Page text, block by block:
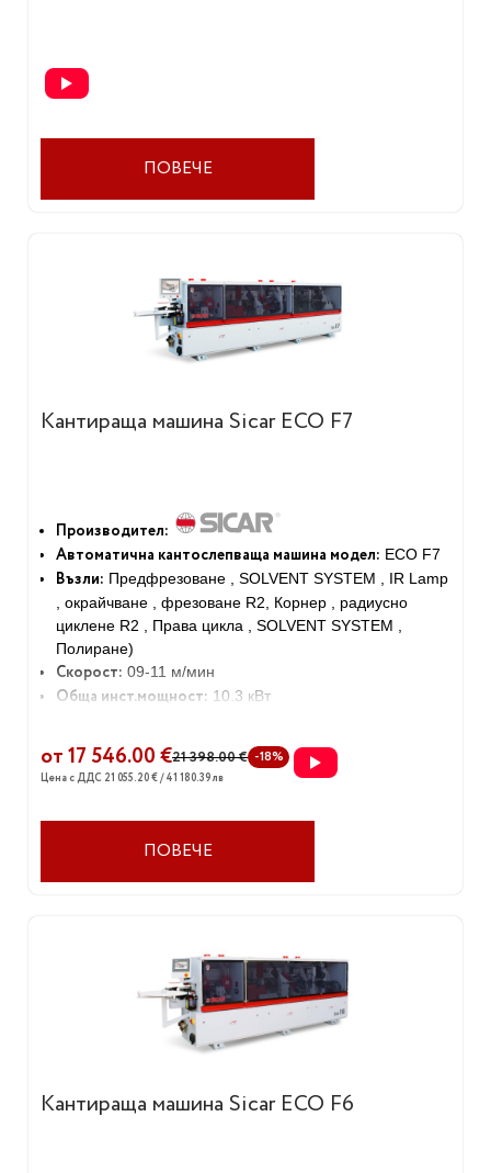
ПОВЕЧЕ
Кантираща машина Sicar ECO F7
Производител:
Автоматична кантослепваща машина модел: ECO F7
Възли: Предфрезоване , SOLVENT SYSTEM , IR Lamp
, окрайчване , фрезоване R2, Корнер , радиусно
циклене R2 , Права цикла , SOLVENT SYSTEM ,
Полиране)
Скорост: 09-11 м/мин
Обща инст.мощност: 10.3 кВт
Тегло: 1230 кг
от 17 546.00 €21 398.00 € -18%
Цена с ДДС 21 055.20 € / 41 180.39 лв
ПОВЕЧЕ
Кантираща машина Sicar ECO F6